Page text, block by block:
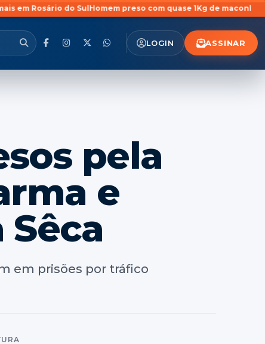
Homem preso com quase 1Kg de maconha em São Pedro do
LOGIN ASSINAR
pela
e
em prisões por tráfico